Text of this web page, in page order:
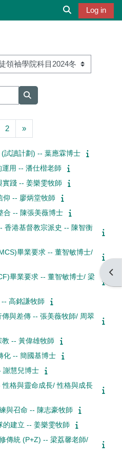
Log in
Search courses
1
2Page 2
»Next page
試讀計劃) -- 葉應霖博士
用 -- 潘仕楷老師
踐 -- 姜樂雯牧師
仰 -- 廖炳堂牧師
合 -- 陳張美薇博士
香港基督教宗派史 -- 陳智衡
畢業要求 -- 董智敏博士/
畢業要求 -- 董智敏博士/ 梁
高銘謙牧師
與差傳 -- 張美薇牧師/ 周翠
-- 黃偉雄牧師
化 -- 簡國基博士
謝慧兒博士
格與靈命成長/ 性格與成長
與召命 -- 陳志豪牧師
的建立 -- 姜樂雯牧師
傳統 (P+Z) -- 梁荔馨老師/